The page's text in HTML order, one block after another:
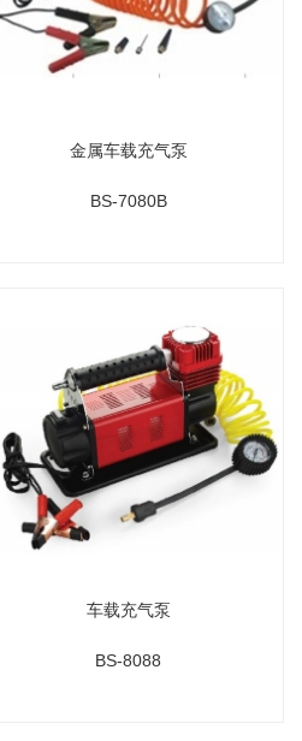
金属车载充气泵
BS-7080B
车载充气泵
BS-8088